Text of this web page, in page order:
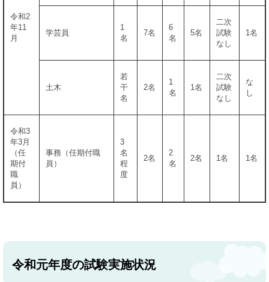
令和2
年11
月
学芸員
1
名
7名
6
名
5名
二次
試験
なし
1名
土木
若
干
名
2名
1
名
1名
二次
試験
なし
な
し
令和3
年3月
​（任
期付
職
員）
事務（任期付職
員）
3
名
程
度
2名
2
名
2名 1名 1名
令和元年度の試験実施状況